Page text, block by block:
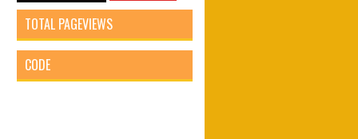
TOTAL PAGEVIEWS
CODE